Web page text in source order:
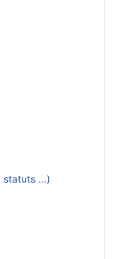
statuts ...)